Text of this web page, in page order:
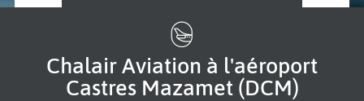
Chalair Aviation à l'aéroport
Castres Mazamet (DCM)